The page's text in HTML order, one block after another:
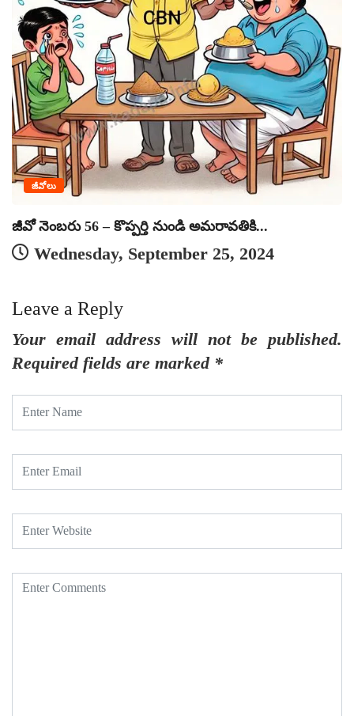
జీవోలు
జీవో నెంబరు 56 – కొప్పర్తి నుండి అమరావతికి...
Wednesday, September 25, 2024
Leave a Reply
Your email address will not be published.
Required fields are marked *